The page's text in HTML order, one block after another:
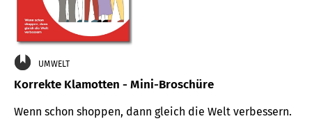
UMWELT
Korrekte Klamotten - Mini-Broschüre
Wenn schon shoppen, dann gleich die Welt verbessern.